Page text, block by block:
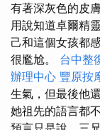
有著深灰色的皮
用說知道卓爾精
己和這個女孩都
很尷尬。 台中整
辦理中心 豐原按
生氣，但最後他
她祖先的語言都